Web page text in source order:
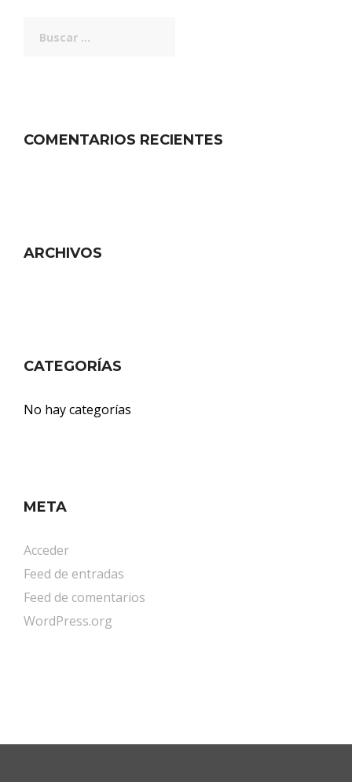
COMENTARIOS RECIENTES
ARCHIVOS
CATEGORÍAS
No hay categorías
META
Acceder
Feed de entradas
Feed de comentarios
WordPress.org